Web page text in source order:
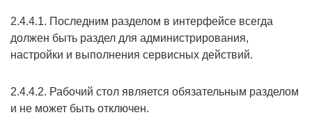
2.4.4.1. Последним разделом в интерфейсе всегда
должен быть раздел для администрирования,
настройки и выполнения сервисных действий.
2.4.4.2. Рабочий стол является обязательным разделом
и не может быть отключен.